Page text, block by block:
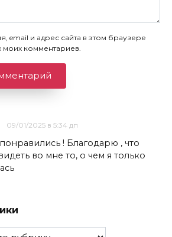
email и адрес сайта в этом браузере
комментариев.
09/01/2025 в 5:34 дп
! Благодарю , что
во мне то, о чем я только